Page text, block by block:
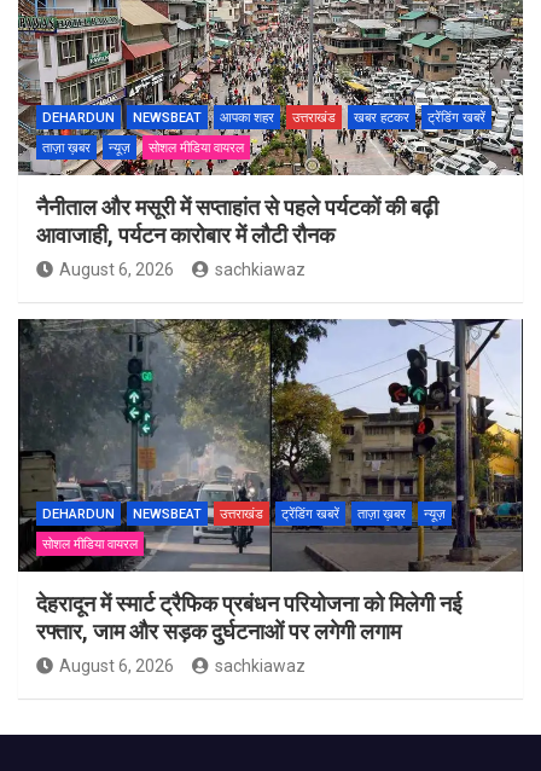
DEHARDUN NEWSBEAT आपका शहर उत्तराखंड खबर हटकर
ट्रेंडिंग खबरें
ताज़ा ख़बर
न्यूज़ सोशल मीडिया वायरल
नैनीताल और मसूरी में सप्ताहांत से पहले पर्यटकों की बढ़ी
आवाजाही, पर्यटन कारोबार में लौटी रौनक
August 6, 2026 sachkiawaz
DEHARDUN NEWSBEAT उत्तराखंड ट्रेंडिंग खबरें ताज़ा ख़बर
न्यूज़
सोशल मीडिया वायरल
देहरादून में स्मार्ट ट्रैफिक प्रबंधन परियोजना को मिलेगी नई
रफ्तार, जाम और सड़क दुर्घटनाओं पर लगेगी लगाम
August 6, 2026 sachkiawaz